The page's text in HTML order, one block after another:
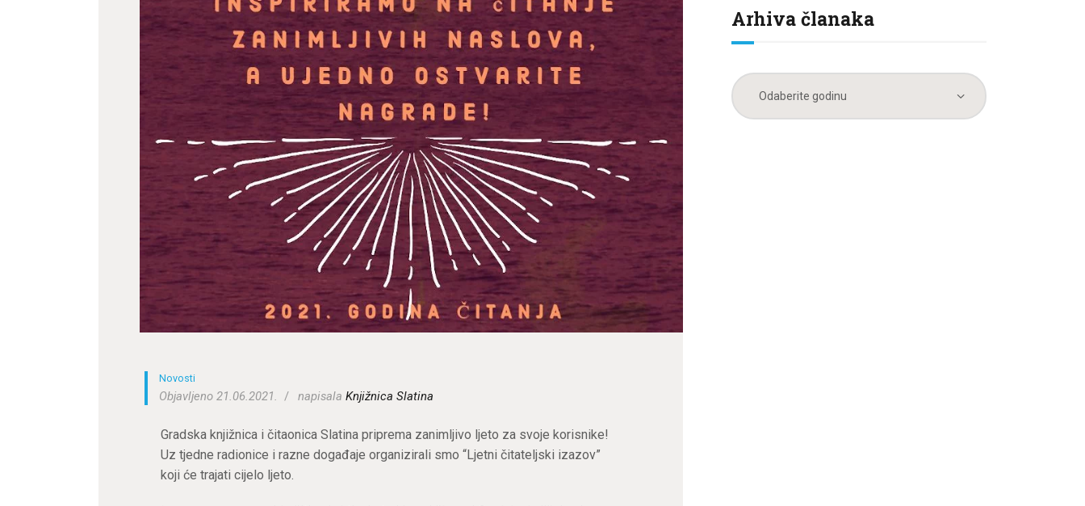
Novosti
Objavljeno 21.06.2021. napisalaKnjižnica Slatina
Gradska knjižnica i čitaonica Slatina priprema zanimljivo ljeto za svoje korisnike!
Uz tjedne radionice i razne događaje organizirali smo “Ljetni čitateljski izazov”
koji će trajati cijelo ljeto.
Arhiva članaka